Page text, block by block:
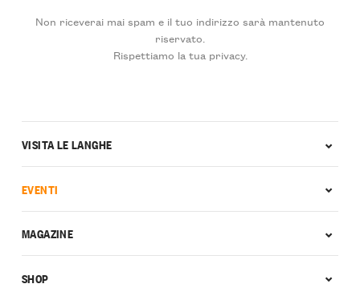
Non riceverai mai spam e il tuo indirizzo sarà mantenuto
riservato.
Rispettiamo la tua privacy.
VISITA LE LANGHE
EVENTI
MAGAZINE
SHOP